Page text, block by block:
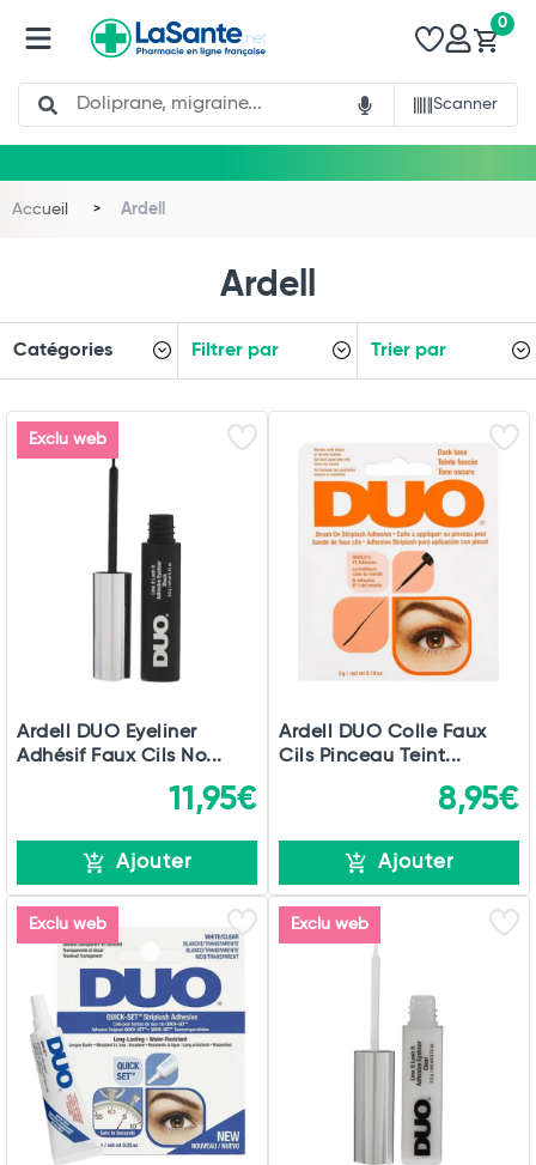
Search
Scanner
0
Total
Commander
Accueil Ardell
Ardell
Catégories Filtrer par Trier par
Exclu web
Ardell DUO Eyeliner
Adhésif Faux Cils No...
11,95€
Ajouter
Ardell DUO Colle Faux
Cils Pinceau Teint...
8,95€
Ajouter
Exclu web Exclu web